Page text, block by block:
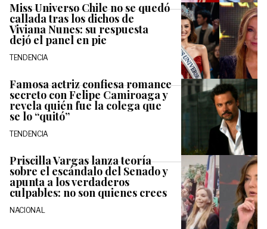
Miss Universo Chile no se quedó
callada tras los dichos de
Viviana Nunes: su respuesta
dejó el panel en pie
TENDENCIA
Famosa actriz confiesa romance
secreto con Felipe Camiroaga y
revela quién fue la colega que
se lo “quitó”
TENDENCIA
Priscilla Vargas lanza teoría
sobre el escándalo del Senado y
apunta a los verdaderos
culpables: no son quienes crees
NACIONAL